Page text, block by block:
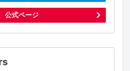
公式ページ